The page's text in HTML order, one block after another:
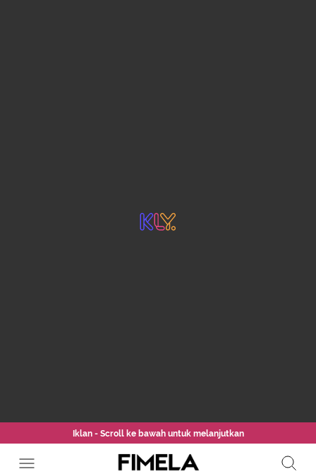
Iklan - Scroll ke bawah untuk melanjutkan